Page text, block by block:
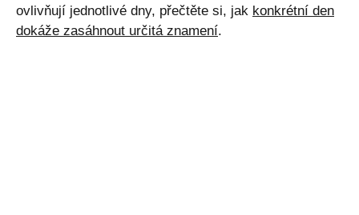
ovlivňují jednotlivé dny, přečtěte si, jak konkrétní den
dokáže zasáhnout určitá znamení.